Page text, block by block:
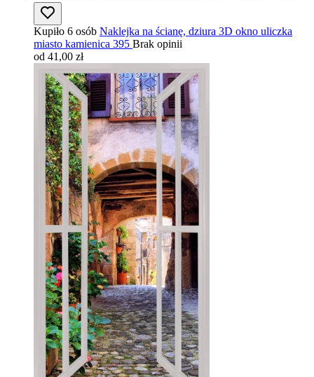
Kupiło 6 osób Naklejka na ścianę, dziura 3D okno uliczka
miasto kamienica 395 Brak opinii
od 41,00 zł